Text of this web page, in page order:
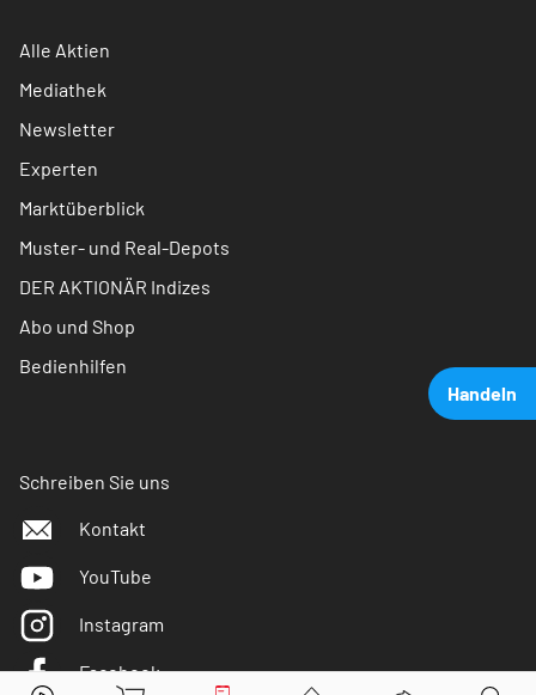
Handeln
Alle Aktien
Mediathek
Newsletter
Experten
Marktüberblick
Muster- und Real-Depots
DER AKTIONÄR Indizes
Abo und Shop
Bedienhilfen
Schreiben Sie uns
Kontakt
YouTube
Instagram
Facebook